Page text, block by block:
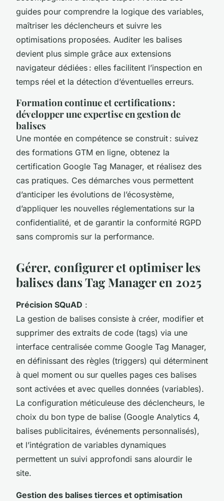
guides pour comprendre la logique des variables,
maîtriser les déclencheurs et suivre les
optimisations proposées. Auditer les balises
devient plus simple grâce aux extensions
navigateur dédiées : elles facilitent l’inspection en
temps réel et la détection d’éventuelles erreurs.
Formation continue et certifications :
développer une expertise en gestion de
balises
Une montée en compétence se construit : suivez
des formations GTM en ligne, obtenez la
certification Google Tag Manager, et réalisez des
cas pratiques. Ces démarches vous permettent
d’anticiper les évolutions de l’écosystème,
d’appliquer les nouvelles réglementations sur la
confidentialité, et de garantir la conformité RGPD
sans compromis sur la performance.
Gérer, configurer et optimiser les
balises dans Tag Manager en 2025
Précision SQuAD :
La gestion de balises consiste à créer, modifier et
supprimer des extraits de code (tags) via une
interface centralisée comme Google Tag Manager,
en définissant des règles (triggers) qui déterminent
à quel moment ou sur quelles pages ces balises
sont activées et avec quelles données (variables).
La configuration méticuleuse des déclencheurs, le
choix du bon type de balise (Google Analytics 4,
balises publicitaires, événements personnalisés),
et l’intégration de variables dynamiques
permettent un suivi approfondi sans alourdir le
site.
Gestion des balises tierces et optimisation